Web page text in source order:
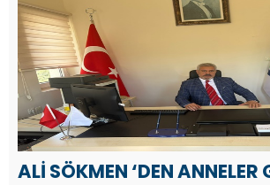
ALİ SÖKMEN ‘DEN ANNELER